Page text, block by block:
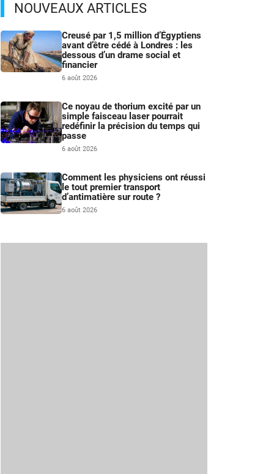
NOUVEAUX ARTICLES
Creusé par 1,5 million d’Égyptiens
avant d’être cédé à Londres : les
dessous d’un drame social et
financier
6 août 2026
Ce noyau de thorium excité par un
simple faisceau laser pourrait
redéfinir la précision du temps qui
passe
6 août 2026
Comment les physiciens ont réussi
le tout premier transport
d’antimatière sur route ?
6 août 2026